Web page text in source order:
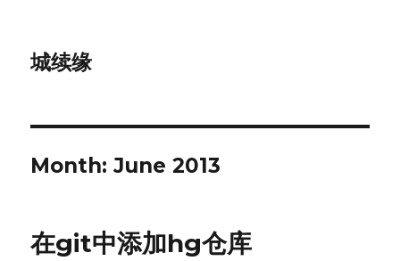
城续缘
Month:June 2013
在git中添加hg仓库